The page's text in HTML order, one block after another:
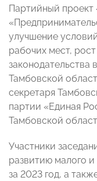
Партийный
улучшение
рабочих мест,
законодательства
Тамбовской
секретаря
партии «Единая
Тамбовской
Участники
развитию малого
за 2023 год, а